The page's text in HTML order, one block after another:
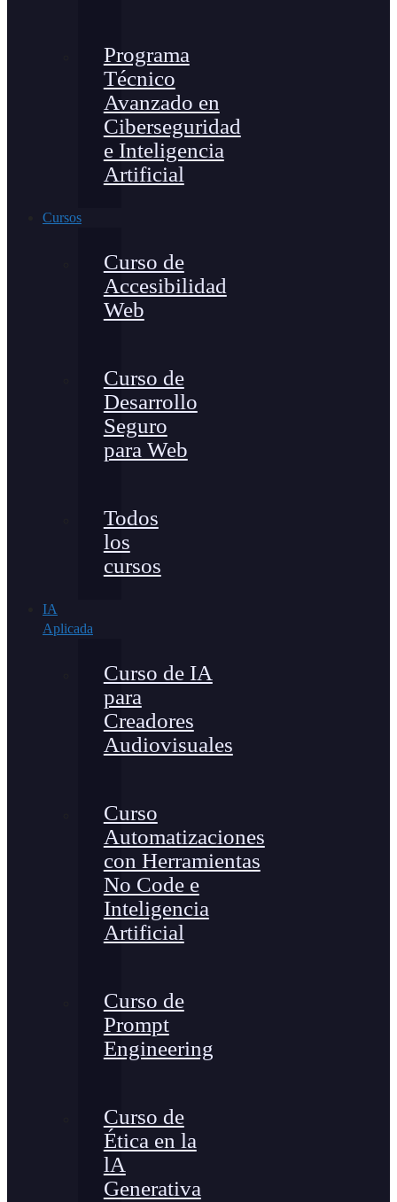
Programa
Técnico
Avanzado en
Ciberseguridad
e Inteligencia
Artificial
Cursos
Curso de
Accesibilidad
Web
Curso de
Desarrollo
Seguro
para Web
Todos
los
cursos
IA
Aplicada
Curso de IA
para
Creadores
Audiovisuales
Curso
Automatizaciones
con Herramientas
No Code e
Inteligencia
Artificial
Curso de
Prompt
Engineering
Curso de
Ética en la
lA
Generativa